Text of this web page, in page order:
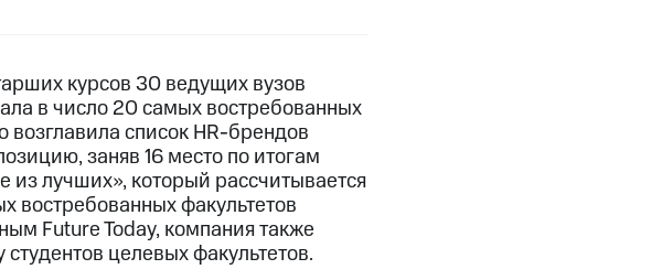
курсов 30 ведущих вузов
в число 20 самых востребованных
список HR-брендов
заняв 16 место по итогам
лучших», который рассчитывается
востребованных факультетов
Future Today, компания также
целевых факультетов.